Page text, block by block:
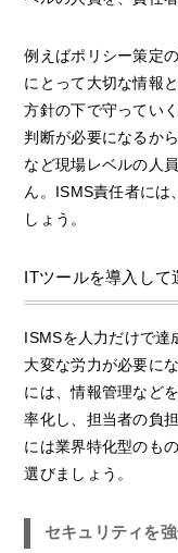
例えばポリシー策定
にとって大切な情報
方針の下で守ってい
判断が必要になるか
など現場レベルの人
ん。ISMS責任者には
しょう。
ITツールを導入して
ISMSを人力だけで達
大変な労力が必要に
には、情報管理など
率化し、担当者の負
には業界特化型のも
選びましょう。
セキュリティを